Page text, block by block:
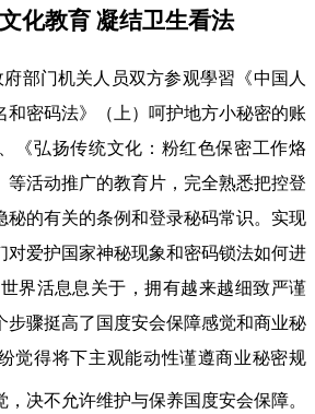
化教育 凝结卫生看法
部门机关人员双方参观學習《中国人
和密码法》（上）呵护地方小秘密的账
《弘扬传统文化：粉红色保密工作烙
等活动推广的教育片，完全熟悉把控登
秘的有关的条例和登录秘码常识。实现
对爱护国家神秘现象和密码锁法如何进
界活息息关于，拥有越来越细致严谨
步骤挺高了国度安会保障感觉和商业秘
觉得将下主观能动性谨遵商业秘密规
决不允许维护与保养国度安会保障。